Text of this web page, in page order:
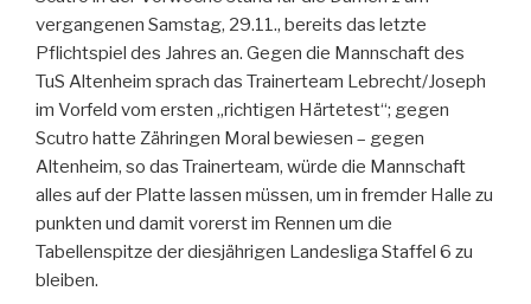
vergangenen Samstag, 29.11., bereits das letzte
Pflichtspiel des Jahres an. Gegen die Mannschaft des
TuS Altenheim sprach das Trainerteam Lebrecht/Joseph
im Vorfeld vom ersten „richtigen Härtetest“; gegen
Scutro hatte Zähringen Moral bewiesen – gegen
Altenheim, so das Trainerteam, würde die Mannschaft
alles auf der Platte lassen müssen, um in fremder Halle zu
punkten und damit vorerst im Rennen um die
Tabellenspitze der diesjährigen Landesliga Staffel 6 zu
bleiben.